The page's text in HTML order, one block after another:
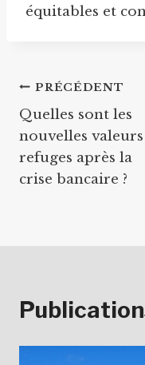
équitables et
Navigation
de
l’article
PRÉCÉDENT
Quelles sont les
nouvelles valeurs
refuges après la
crise bancaire ?